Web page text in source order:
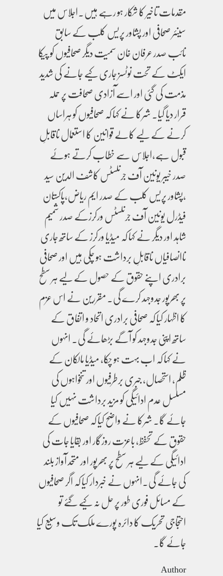
مقدمات تاخیر کا شکار ہو رہے ہیں۔اجلاس میں
سینئر صحافی اور پشاور پریس کلب کے سابق
نائب صدر عرفان خان سمیت دیگر صحافیوں کو پیکا
ایکٹ کے تحت نوٹسز جاری کیے جانے کی شدید
مذمت کی گئی اور اسے آزادی صحافت پر حملہ
قرار دیا گیا۔ شرکا نے کہا کہ صحافیوں کو ہراساں
کرنے کے لیے کالے قوانین کا استعمال ناقابلِ
قبول ہے،اجلاس سے خطاب کرتے ہوئے
صدر خیبر یونین آف جرنلسٹس کاشف الدین سید
،پشاور پریس کلب کے صدر ایم ریاض،پاکستان
فیڈرل یونین آف جرنلسٹس ورکرزکے صدر شمیم
شاہد اور دیگر نے کہا کہ میڈیا ورکرز کے ساتھ جاری
ناانصافیاں ناقابلِ برداشت ہو چکی ہیں اور صحافی
برادری اپنے حقوق کے حصول کے لیے ہر سطح
پر بھرپور جدوجہد کرے گی۔ مقررین نے اس عزم
کا اظہار کیا کہ صحافی برادری اتحاد و اتفاق کے
ساتھ اپنی جدوجہد کو آگے بڑھائے گی۔ انہوں
نے کہا کہ اب بہت ہو چکا، میڈیا مالکان کے
ظلم، استحصال، جبری برطرفیوں اور تنخواہوں کی
مسلسل عدم ادائیگی کو مزید برداشت نہیں کیا
جائے گا۔ شرکا نے واضح کیا کہ صحافیوں کے
حقوق کے تحفظ، باعزت روزگار اور بقایا جات کی
ادائیگی کے لیے ہر سطح پر بھرپور اور متحد آواز بلند
کی جائے گی۔انہوں نے خبردار کیا کہ اگر صحافیوں
کے مسائل فوری طور پر حل نہ کیے گئے تو
احتجاجی تحریک کا دائرہ پورے ملک تک وسیع کیا
جائے گا۔
Author